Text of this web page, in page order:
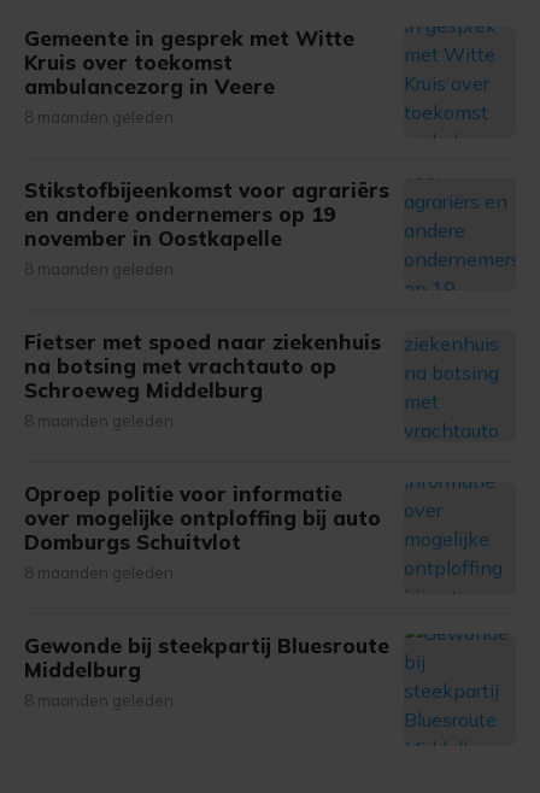
Gemeente in gesprek met Witte
Kruis over toekomst
ambulancezorg in Veere
8 maanden geleden
Stikstofbijeenkomst voor agrariërs
en andere ondernemers op 19
november in Oostkapelle
8 maanden geleden
Fietser met spoed naar ziekenhuis
na botsing met vrachtauto op
Schroeweg Middelburg
8 maanden geleden
Oproep politie voor informatie
over mogelijke ontploffing bij auto
Domburgs Schuitvlot
8 maanden geleden
Gewonde bij steekpartij Bluesroute
Middelburg
8 maanden geleden